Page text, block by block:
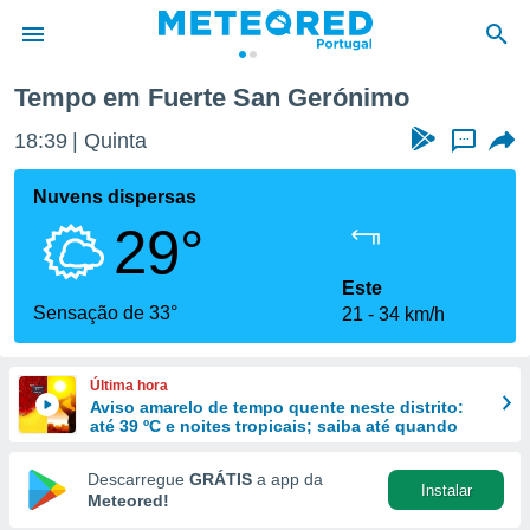
da
foi
fornecidas
a este
das
e
forma
digital
Tempo em Fuerte San Gerónimo
18:39 Quinta ...
Nuvens dispersas
29°
Sensação de 33°
Este
21
34 km/h
Última hora
Aviso amarelo de tempo quente neste distrito:
até 39 ºC e noites tropicais; saiba até quando
Descarregue GRÁTIS a app da
Meteored!
Instalar